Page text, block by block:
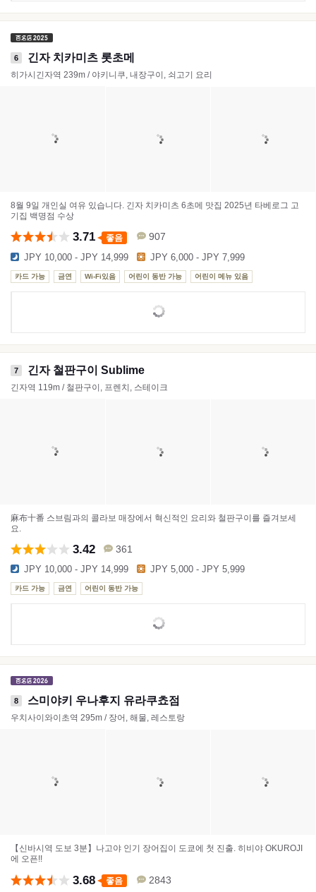
6 긴자 치카미츠 롯초메
히가시긴자역 239m / 야키니쿠, 내장구이, 쇠고기 요리
8월 9일 개인실 여유 있습니다. 긴자 치카미츠 6초메 맛집 2025년 타베로그 고
기집 백명점 수상
3.71 좋음 907
JPY 10,000 - JPY 14,999 JPY 6,000 - JPY 7,999
카드 가능 금연 Wi-Fi있음 어린이 동반 가능 어린이 메뉴 있음
7 긴자 철판구이 Sublime
긴자역 119m / 철판구이, 프렌치, 스테이크
麻布十番 스브림과의 콜라보 매장에서 혁신적인 요리와 철판구이를 즐겨보세
요.
3.42 361
JPY 10,000 - JPY 14,999 JPY 5,000 - JPY 5,999
카드 가능 금연 어린이 동반 가능
8 스미야키 우나후지 유라쿠쵸점
우치사이와이초역 295m / 장어, 해물, 레스토랑
【신바시역 도보 3분】나고야 인기 장어집이 도쿄에 첫 진출. 히비야 OKUROJI
에 오픈!!
3.68 좋음 2843